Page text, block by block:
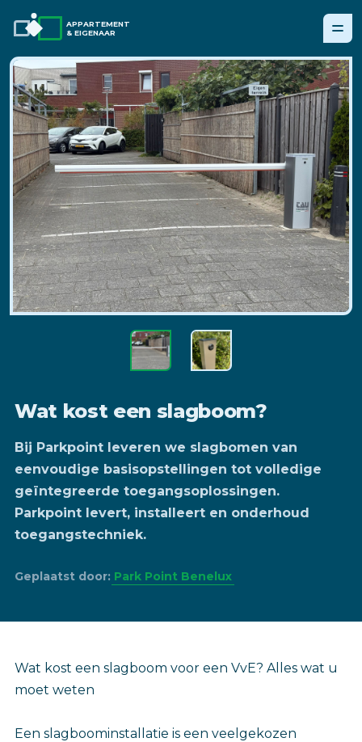
APPARTEMENT
& EIGENAAR
Wat kost een slagboom?
Bij Parkpoint leveren we slagbomen van
eenvoudige basisopstellingen tot volledige
geïntegreerde toegangsoplossingen.
Parkpoint levert, installeert en onderhoud
toegangstechniek.
Geplaatst door: Park Point Benelux
Wat kost een slagboom voor een VvE? Alles wat u
moet weten
Een slagboominstallatie is een veelgekozen